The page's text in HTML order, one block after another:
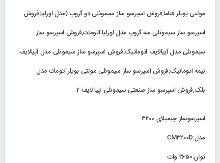
مولتی بویلر فیاما,فروش اسپرسو ساز سیمونلی دو گروپ (مدل اورلیا,فروش
اسپرسو ساز سیمونلی سه گروپ مدل اورلیا اتومات,فروش اسپرسو ساز
سیمونلی مدل آپیالایف اتوماتیک,فروش اسپرسو ساز سیمونلی مدل آپیالایف
نیمه اتوماتیک,فروش اسپرسو ساز سیمونلی مولتی بویلر اتومات مدل
بلک,فروش اسپرسو ساز صنعتی سیمونلی اپیا لایف 2
اسپرسوساز جیمیلای 3200
مدل:CM3200D
توان:2650 وات